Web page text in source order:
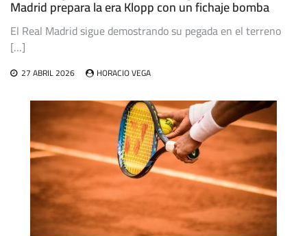
Madrid prepara la era Klopp con un fichaje bomba
El Real Madrid sigue demostrando su pegada en el terreno
[…]
27 ABRIL 2026 HORACIO VEGA